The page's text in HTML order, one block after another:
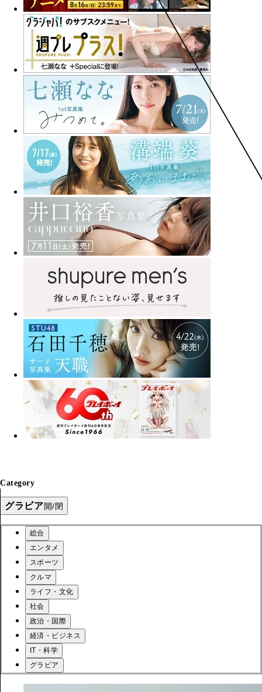
Category
グラビア開/閉
総合
エンタメ
スポーツ
クルマ
ライフ・文化
社会
政治・国際
経済・ビジネス
IT・科学
グラビア